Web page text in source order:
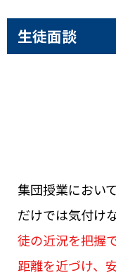
生徒面談
集団授業におい
だけでは気付け
徒の近況を把握
距離を近づけ、